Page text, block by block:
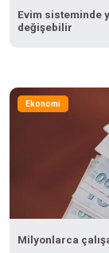
Evim sisteminde
değişebilir
Ekonomi
Milyonlarca